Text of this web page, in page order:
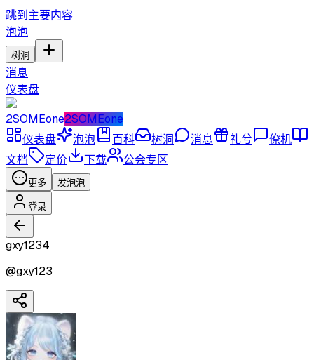
跳到主要内容
泡泡
树洞
消息
仪表盘
2SOMEone2SOMEone
仪表盘
泡泡 百科 树洞 消息 礼兮
僚机
文档
定价 下载 公会专区
更多 发泡泡
登录
gxy1234
@gxy123